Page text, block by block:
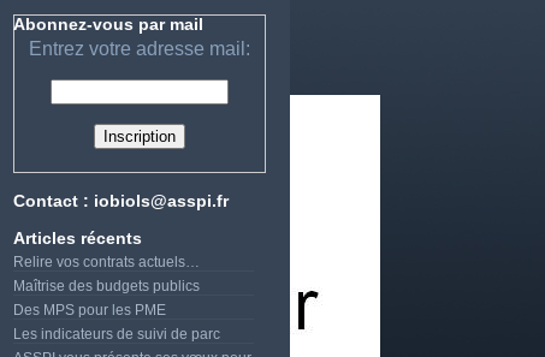
Abonnez-vous par mail
Entrez votre adresse mail:
Contact : iobiols@asspi.fr
Articles récents
Relire vos contrats actuels…
Maîtrise des budgets publics
Des MPS pour les PME
Les indicateurs de suivi de parc